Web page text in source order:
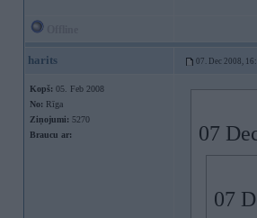
harits 07. Dec 2008,
Kopš: 05. Feb 2008
No: Rīga
Ziņojumi: 5270
Braucu ar:
07
07